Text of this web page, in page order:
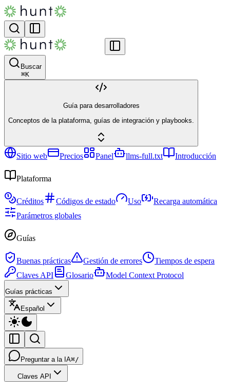
Buscar
⌘K
Guía para desarrolladores
Conceptos de la plataforma, guías de integración y playbooks.
Sitio web Precios Panel llms-full.txt Introducción
Plataforma
Créditos Códigos de estado Uso
Recarga automática
Parámetros globales
Guías
Buenas prácticas Gestión de errores
Tiempos de espera
Claves API
Glosario Model Context Protocol
Guías prácticas
Español
Preguntar a la IA⌘/
Claves API